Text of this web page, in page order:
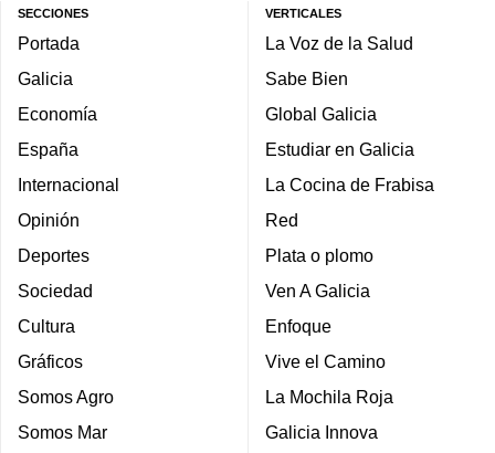
SECCIONES
Portada
Galicia
Economía
España
Internacional
Opinión
Deportes
Sociedad
Cultura
Gráficos
Somos Agro
Somos Mar
VERTICALES
La Voz de la Salud
Sabe Bien
Global Galicia
Estudiar en Galicia
La Cocina de Frabisa
Red
Plata o plomo
Ven A Galicia
Enfoque
Vive el Camino
La Mochila Roja
Galicia Innova